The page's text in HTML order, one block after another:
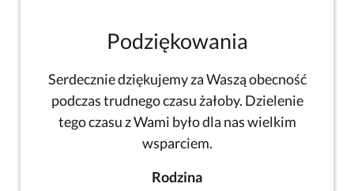
Podziękowania
Serdecznie dziękujemy za Waszą obecność
podczas trudnego czasu żałoby. Dzielenie
tego czasu z Wami było dla nas wielkim
wsparciem.
Rodzina